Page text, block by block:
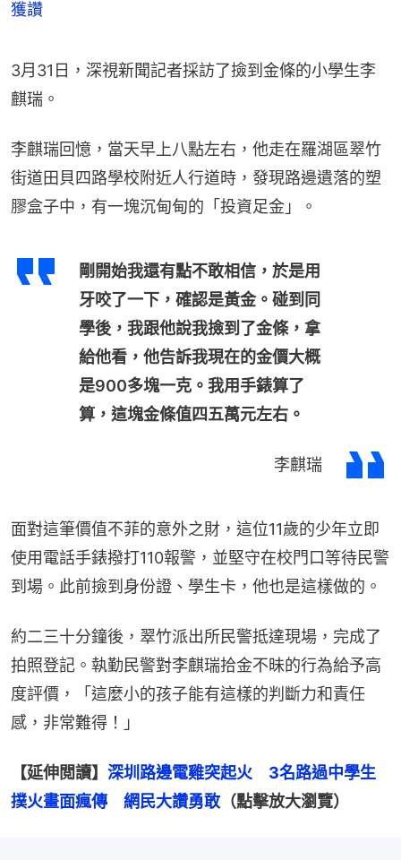
獲讚
3月31日，深視新聞記者採訪了撿到金條的小學生李
麒瑞。
李麒瑞回憶，當天早上八點左右，他走在羅湖區翠竹
街道田貝四路學校附近人行道時，發現路邊遺落的塑
膠盒子中，有一塊沉甸甸的「投資足金」。
剛開始我還有點不敢相信，於是用
牙咬了一下，確認是黃金。碰到同
學後，我跟他說我撿到了金條，拿
給他看，他告訴我現在的金價大概
是900多塊一克。我用手錶算了
算，這塊金條值四五萬元左右。
李麒瑞
面對這筆價值不菲的意外之財，這位11歲的少年立即
使用電話手錶撥打110報警，並堅守在校門口等待民警
到場。此前撿到身份證、學生卡，他也是這樣做的。
約二三十分鐘後，翠竹派出所民警抵達現場，完成了
拍照登記。執勤民警對李麒瑞拾金不昧的行為給予高
度評價，「這麼小的孩子能有這樣的判斷力和責任
感，非常難得！」
【延伸閲讀】 深圳路邊電雞突起火　3名路過中學生
撲火畫面瘋傳　網民大讚勇敢 （點擊放大瀏覽）